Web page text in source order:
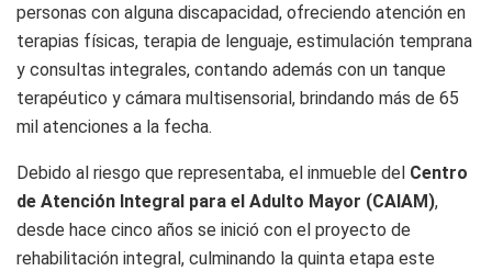
personas con alguna discapacidad, ofreciendo atención en
terapias físicas, terapia de lenguaje, estimulación temprana
y consultas integrales, contando además con un tanque
terapéutico y cámara multisensorial, brindando más de 65
mil atenciones a la fecha.
Debido al riesgo que representaba, el inmueble del Centro
de Atención Integral para el Adulto Mayor (CAIAM),
desde hace cinco años se inició con el proyecto de
rehabilitación integral, culminando la quinta etapa este